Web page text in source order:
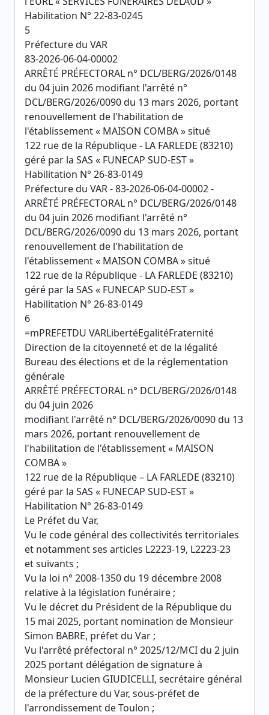
Habilitation N° 22-83-0245
5
Préfecture du VAR
83-2026-06-04-00002
ARRÊTÉ PRÉFECTORAL n° DCL/BERG/2026/0148
du 04 juin 2026 modifiant l'arrêté n°
DCL/BERG/2026/0090 du 13 mars 2026, portant
renouvellement de l'habilitation de
l'établissement « MAISON COMBA » situé
122 rue de la République - LA FARLEDE (83210)
géré par la SAS « FUNECAP SUD-EST »
Habilitation N° 26-83-0149
Préfecture du VAR - 83-2026-06-04-00002 -
ARRÊTÉ PRÉFECTORAL n° DCL/BERG/2026/0148
du 04 juin 2026 modifiant l'arrêté n°
DCL/BERG/2026/0090 du 13 mars 2026, portant
renouvellement de l'habilitation de
l'établissement « MAISON COMBA » situé
122 rue de la République - LA FARLEDE (83210)
géré par la SAS « FUNECAP SUD-EST »
Habilitation N° 26-83-0149
6
=mPREFETDU VARLibertéEgalitéFraternité
Direction de la citoyenneté et de la légalité
Bureau des élections et de la réglementation
générale
ARRÊTÉ PRÉFECTORAL n° DCL/BERG/2026/0148
du 04 juin 2026
modifiant l'arrêté n° DCL/BERG/2026/0090 du 13
mars 2026, portant renouvellement de
l'habilitation de l'établissement « MAISON
COMBA »
122 rue de la République – LA FARLEDE (83210)
géré par la SAS « FUNECAP SUD-EST »
Habilitation N° 26-83-0149
Le Préfet du Var,
Vu le code général des collectivités territoriales
et notamment ses articles L2223-19, L2223-23
et suivants ;
Vu la loi n° 2008-1350 du 19 décembre 2008
relative à la législation funéraire ;
Vu le décret du Président de la République du
15 mai 2025, portant nomination de Monsieur
Simon BABRE, préfet du Var ;
Vu l'arrêté préfectoral n° 2025/12/MCI du 2 juin
2025 portant délégation de signature à
Monsieur Lucien GIUDICELLI, secrétaire général
de la préfecture du Var, sous-préfet de
l'arrondissement de Toulon ;